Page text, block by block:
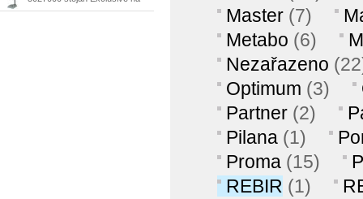
Master (7)
Metabo (6)
Nezařazeno
Optimum (3)
Partner (2)
Pilana (1)
Proma (15)
REBIR (1)